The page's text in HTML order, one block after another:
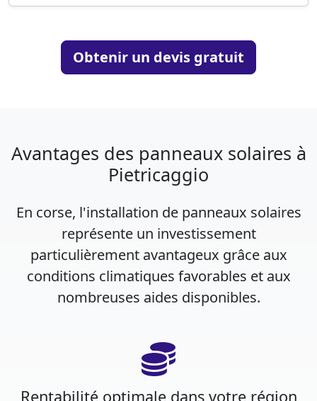
Obtenir un devis gratuit
Avantages des panneaux solaires à
Pietricaggio
En corse, l'installation de panneaux solaires
représente un investissement
particulièrement avantageux grâce aux
conditions climatiques favorables et aux
nombreuses aides disponibles.
Rentabilité optimale dans votre région